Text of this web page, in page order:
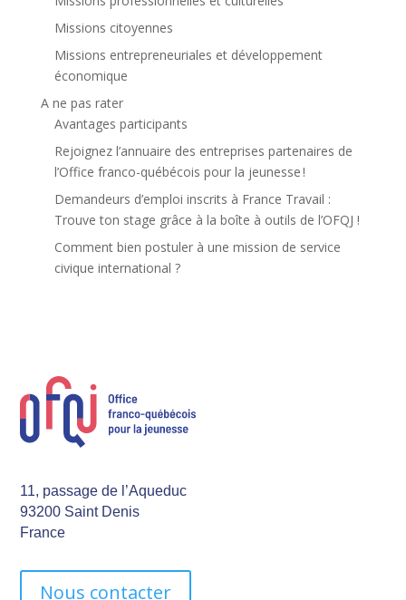
Missions citoyennes
Missions entrepreneuriales et développement
économique
A ne pas rater
Avantages participants
Rejoignez l’annuaire des entreprises partenaires de
l’Office franco-québécois pour la jeunesse !
Demandeurs d’emploi inscrits à France Travail :
Trouve ton stage grâce à la boîte à outils de l’OFQJ !
Comment bien postuler à une mission de service
civique international ?
11, passage de l’Aqueduc
93200 Saint Denis
France
Nous contacter